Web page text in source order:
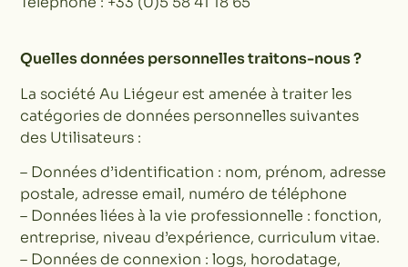
Quelles données personnelles traitons-nous ?
La société Au Liégeur est amenée à traiter les
catégories de données personnelles suivantes
des Utilisateurs :
– Données d’identification : nom, prénom, adresse
postale, adresse email, numéro de téléphone
– Données liées à la vie professionnelle : fonction,
entreprise, niveau d’expérience, curriculum vitae.
– Données de connexion : logs, horodatage,